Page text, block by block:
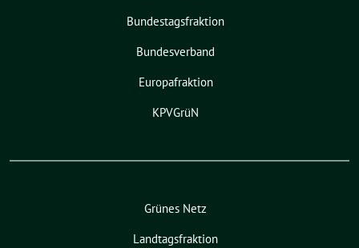
Bundestagsfraktion
Bundesverband
Europafraktion
KPVGrüN
Grünes Netz
Landtagsfraktion